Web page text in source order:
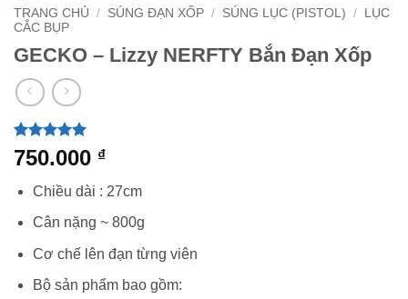
TRANG CHỦ / SÚNG ĐẠN XỐP / SÚNG LỤC (PISTOL) /
LỤC
CẮC BỤP
GECKO – Lizzy NERFTY Bắn Đạn Xốp
5trên 5
dựa trên
1
750.000 ₫
Chiều dài : 27cm
Cân nặng ~ 800g
Cơ chế lên đạn từng viên
Bộ sản phẩm bao gồm: